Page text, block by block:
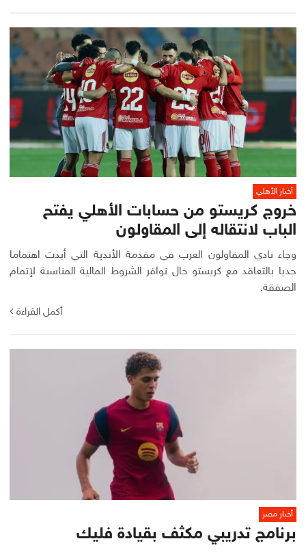
أخبار الأهلي
خروج كريستو من حسابات الأهلي يفتح
الباب لانتقاله إلى المقاولون
وجاء نادي المقاولون العرب في مقدمة الأندية التي أبدت اهتماما
جديا بالتعاقد مع كريستو حال توافر الشروط المالية المناسبة لإتمام
الصفقة.
أكمل القراءة
أخبار مصر
برنامج تدريبي مكثف بقيادة فليك